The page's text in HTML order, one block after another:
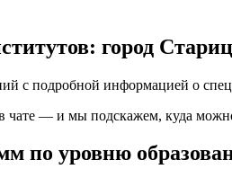
город
с подробной информацией о
в чате — и мы подскажем, куда
по уровню